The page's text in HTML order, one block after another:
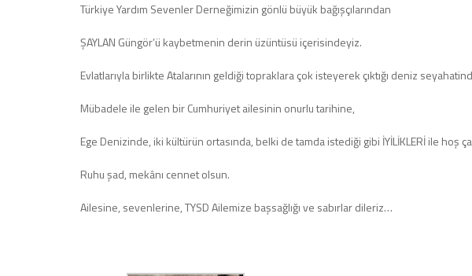
Türkiye Yardım Sevenler Derneğimizin gönlü büyük bağışçılarından
ŞAYLAN Güngör’ü kaybetmenin derin üzüntüsü içerisindeyiz.
Evlatlarıyla birlikte Atalarının geldiği topraklara çok isteyerek çıktığı deniz
Mübadele ile gelen bir Cumhuriyet ailesinin onurlu tarihine,
Ege Denizinde, iki kültürün ortasında, belki de tamda istediği gibi İYİLİKLERİ ile hoş
Ruhu şad, mekânı cennet olsun.
Ailesine, sevenlerine, TYSD Ailemize başsağlığı ve sabırlar dileriz…